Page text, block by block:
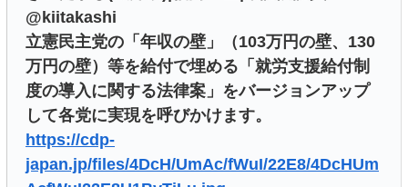
@kiitakashi
立憲民主党の「年収の壁」（103万円の壁、130
万円の壁）等を給付で埋める「就労支援給付制
度の導入に関する法律案」をバージョンアップ
して各党に実現を呼びかけます。
https://cdp-
japan.jp/files/4DcH/UmAc/fWuI/22E8/4DcHUm